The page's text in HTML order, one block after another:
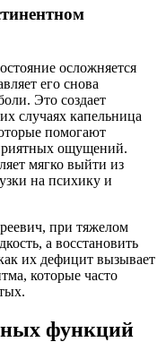
осложняется
его снова
Это создает
случаях капельница
помогают
ощущений.
мягко выйти из
на психику и
при тяжелом
а восстановить
их дефицит вызывает
которые часто
функций